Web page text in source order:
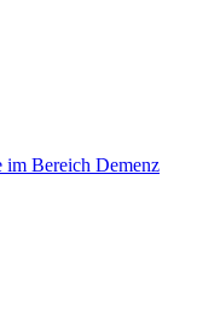
im Bereich Demenz